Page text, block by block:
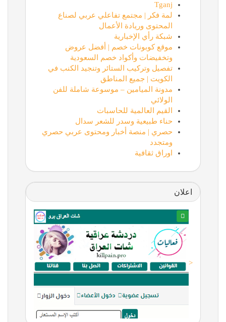
Tganj
لمة فكر | مجتمع تفاعلي عربي لصناع
المحتوى وريادة الأعمال
شبكة رأي الإخبارية
موقع كوبونات خصم | أفضل عروض
وتخفيضات وأكواد خصم السعودية
تفصيل وتركيب الستائر وتنجيد الكنب في
الكويت | جميع المناطق
مدونة الميامين – موسوعة شاملة للفن
الولائي
القيم العالمية للحاسبات
حناء طبيعية وسدر للشعر سدال
حصري | منصة أخبار ومحتوى عربي حصري
ومتجدد
اوراق ثقافية
اعلان
<